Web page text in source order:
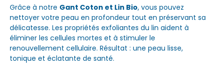
Grâce à notre Gant Coton et Lin Bio, vous pouvez
nettoyer votre peau en profondeur tout en préservant sa
délicatesse. Les propriétés exfoliantes du lin aident à
éliminer les cellules mortes et à stimuler le
renouvellement cellulaire. Résultat : une peau lisse,
tonique et éclatante de santé.